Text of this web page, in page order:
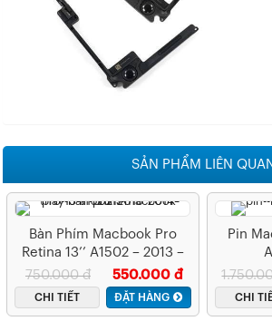
SẢN PHẨM LIÊN
Bàn Phím Macbook Pro
Retina 13’’ A1502 – 2013 –
2014 – 2015 – A1502
550.000 đ
750.000 đ
CHI TIẾT ĐẶT HÀNG
Pin
CHI